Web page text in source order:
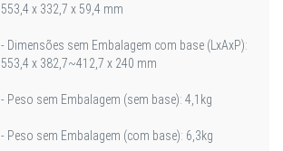
553,4 x 332,7 x 59,4 mm
- Dimensões sem Embalagem com base (LxAxP):
553,4 x 382,7~412,7 x 240 mm
- Peso sem Embalagem (sem base): 4,1kg
- Peso sem Embalagem (com base): 6,3kg